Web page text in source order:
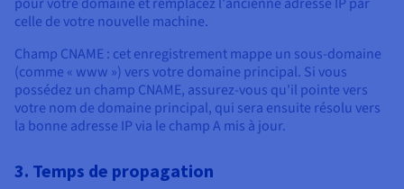
celle de votre nouvelle machine.
Champ CNAME : cet enregistrement mappe un sous-domaine
(comme « www ») vers votre domaine principal. Si vous
possédez un champ CNAME, assurez-vous qu'il pointe vers
votre nom de domaine principal, qui sera ensuite résolu vers
la bonne adresse IP via le champ A mis à jour.
3. Temps de propagation